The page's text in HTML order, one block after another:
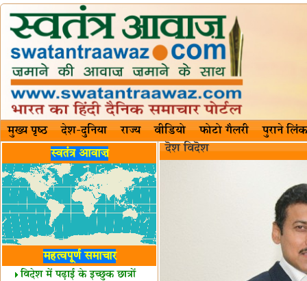
मुख्य पृष्ठ देश-दुनिया राज्य वीडियो फोटो गैलरी पुराने लिंक
स्वतंत्र आवाज़
महत्वपूर्ण समाचार
विदेश में पढ़ाई के इच्छुक छात्रों
दॆश‍ विदॆश‌